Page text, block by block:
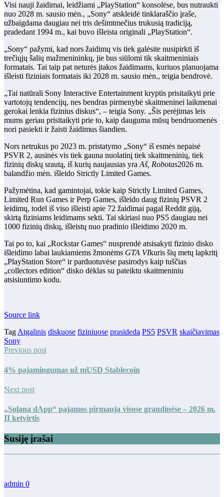
Visi nauji žaidimai, leidžiami „PlayStation“ konsolėse, bus nutraukti
nuo 2028 m. sausio mėn., „Sony“ atskleidė tinklaraščio įraše,
užbaigdama daugiau nei tris dešimtmečius trukusią tradiciją,
pradedant 1994 m., kai buvo išleista originali „PlayStation“.
„Sony“ pažymi, kad nors žaidimų vis tiek galėsite nusipirkti iš
trečiųjų šalių mažmenininkų, jie bus siūlomi tik skaitmeniniais
formatais. Tai taip pat neturės įtakos žaidimams, kuriuos planuojama
išleisti fiziniais formatais iki 2028 m. sausio mėn., teigia bendrovė.
„Tai natūrali Sony Interactive Entertainment kryptis prisitaikyti prie
vartotojų tendencijų, nes bendras pirmenybė skaitmeninei laikmenai
gerokai lenkia fizinius diskus“, – teigia Sony. „Šis perėjimas leis
mums geriau prisitaikyti prie to, kaip dauguma mūsų bendruomenės
nori pasiekti ir žaisti žaidimus šiandien.
Nors netrukus po 2023 m. pristatymo „Sony“ iš esmės nepaisė
PSVR 2, ausinės vis tiek gauna nuolatinį tiek skaitmeninių, tiek
fizinių diskų srautą, iš kurių naujausias yra Aš, Robotas2026 m.
balandžio mėn. išleido Strictly Limited Games.
Pažymėtina, kad gamintojai, tokie kaip Strictly Limited Games,
Limited Run Games ir Perp Games, išleido daug fizinių PSVR 2
leidimų, todėl iš viso išleisti apie 72 žaidimai pagal Reddit giją,
skirtą fiziniams leidimams sekti. Tai skiriasi nuo PS5 daugiau nei
1000 fizinių diskų, išleistų nuo pradinio išleidimo 2020 m.
Tai po to, kai „Rockstar Games“ nusprendė atsisakyti fizinio disko
išleidimo labai laukiamiems žmonėms GTA VIkuris šių metų lapkritį
„PlayStation Store“ ir parduotuvėse pasirodys kaip tuščias
„collectors edition“ disko dėklas su pateiktu skaitmeniniu
atsisiuntimo kodu.
Source link
Tag Atgalinis diskuose fiziniuose prasideda PS5 PSVR skaičiavimas
Sony
Previous post
4% pajamingumas už mUSD Stablecoin
Next post
„Solana dApp“ pajamos pirmauja visose grandinėse – 2026 m.
II ketvirtis
Susiję įrašai
admin 0